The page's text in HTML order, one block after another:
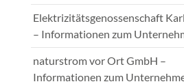
Elektrizitätsgenossenschaft
– Informationen zum
naturstrom vor Ort GmbH –
Informationen zum